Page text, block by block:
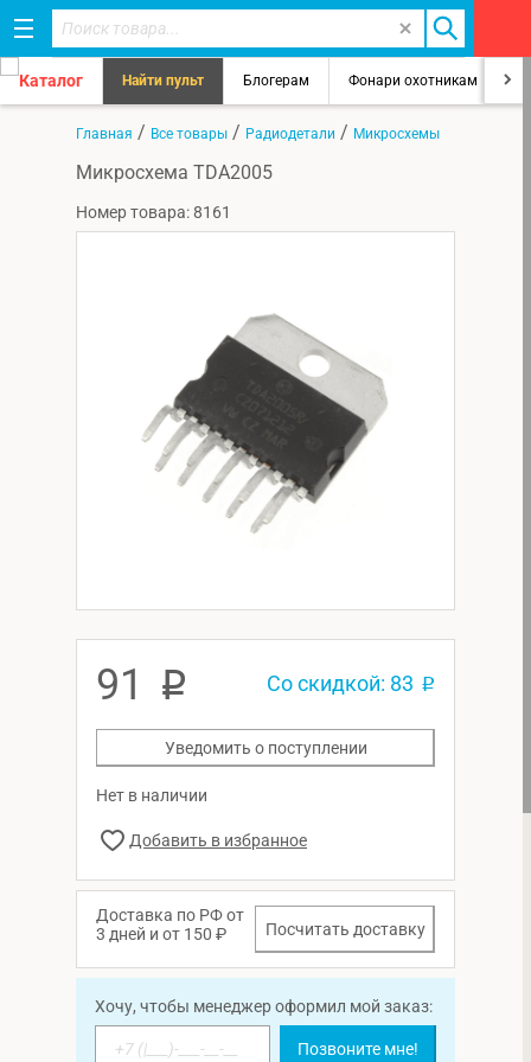
Каталог Найти пульт Блогерам Фонари охотникам
Главная / Все товары / Радиодетали / Микросхемы
Микросхема TDA2005
Номер товара: 8161
91 p Со скидкой: 83 p
Уведомить о поступлении
Нет в наличии
Доставка по РФ от
3 дней и от 150 ₽
Посчитать доставку
Хочу, чтобы менеджер оформил мой заказ:
Позвоните мне!